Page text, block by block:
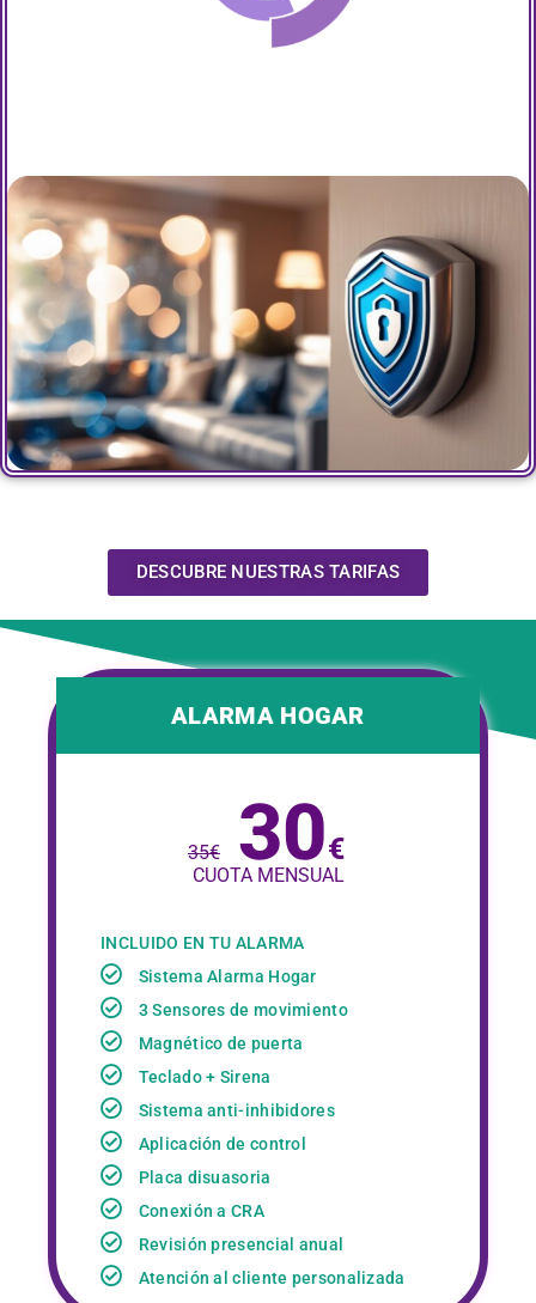
DESCUBRE NUESTRAS TARIFAS
ALARMA HOGAR
35€ 30€
CUOTA MENSUAL
INCLUIDO EN TU ALARMA
Sistema Alarma Hogar
3 Sensores de movimiento
Magnético de puerta
Teclado + Sirena
Sistema anti-inhibidores
Aplicación de control
Placa disuasoria
Conexión a CRA
Revisión presencial anual
Atención al cliente personalizada